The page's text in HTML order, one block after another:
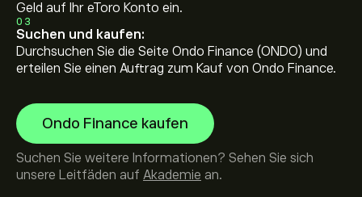
Geld auf Ihr eToro Konto ein.
03
Suchen und kaufen:
Durchsuchen Sie die Seite Ondo Finance (ONDO) und
erteilen Sie einen Auftrag zum Kauf von Ondo Finance.
Ondo Finance kaufen
Suchen Sie weitere Informationen? Sehen Sie sich
unsere Leitfäden auf Akademie an.